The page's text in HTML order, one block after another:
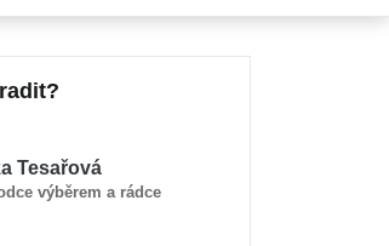
Tesařová
výběrem a rádce